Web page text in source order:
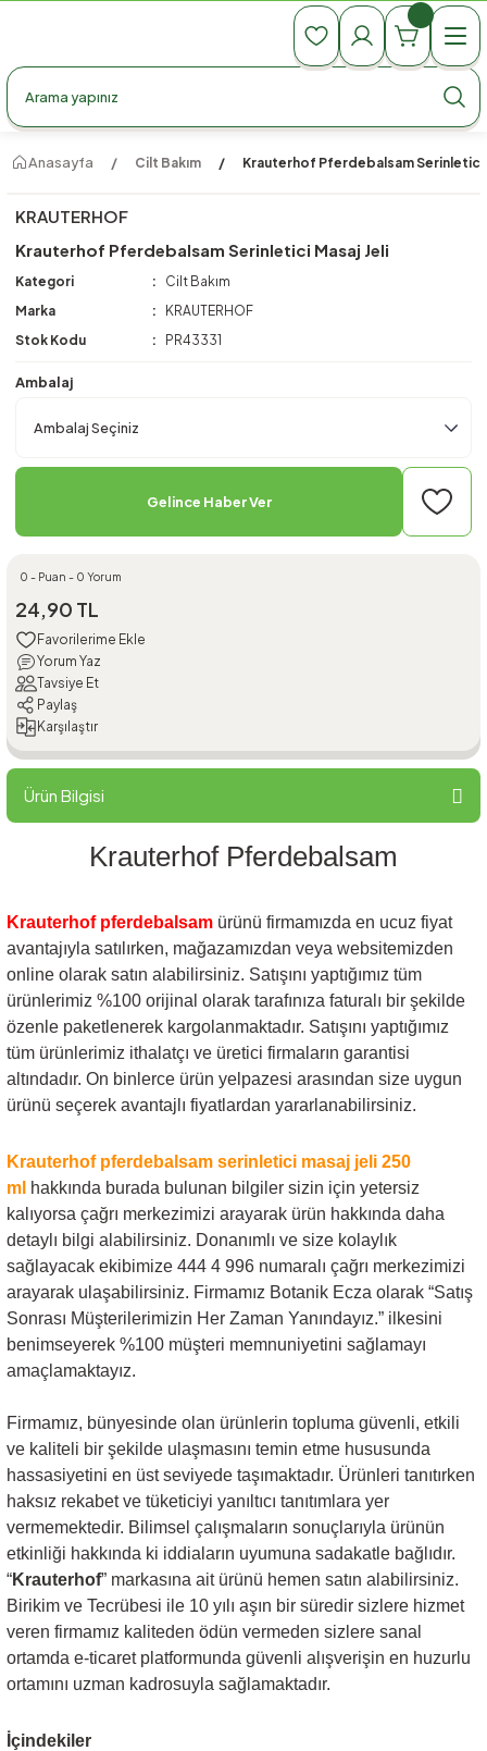
990 TL Üzeri Ücretsiz Kargo
990 TL Üzeri Ücretsiz Kargo
Anasayfa Cilt Bakım Krauterhof Pferdebalsam Serinletici
KRAUTERHOF
Krauterhof Pferdebalsam Serinletici Masaj Jeli
Kategori
Cilt Bakım
Marka
KRAUTERHOF
Stok Kodu
PR43331
Ambalaj
Gelince Haber Ver
0 - Puan - 0 Yorum
24,90 TL
Yorum Yaz
Tavsiye Et
Paylaş
Karşılaştır
Ürün Bilgisi
Krauterhof Pferdebalsam
Krauterhof pferdebalsam ürünü firmamızda en ucuz fiyat
avantajıyla satılırken, mağazamızdan veya websitemizden
online olarak satın alabilirsiniz. Satışını yaptığımız tüm
ürünlerimiz %100 orijinal olarak tarafınıza faturalı bir şekilde
özenle paketlenerek kargolanmaktadır. Satışını yaptığımız
tüm ürünlerimiz ithalatçı ve üretici firmaların garantisi
altındadır. On binlerce ürün yelpazesi arasından size uygun
ürünü seçerek avantajlı fiyatlardan yararlanabilirsiniz.
Krauterhof pferdebalsam serinletici masaj jeli 250
ml hakkında burada bulunan bilgiler sizin için yetersiz
kalıyorsa çağrı merkezimizi arayarak ürün hakkında daha
detaylı bilgi alabilirsiniz. Donanımlı ve size kolaylık
sağlayacak ekibimize 444 4 996 numaralı çağrı merkezimizi
arayarak ulaşabilirsiniz. Firmamız Botanik Ecza olarak “Satış
Sonrası Müşterilerimizin Her Zaman Yanındayız.” ilkesini
benimseyerek %100 müşteri memnuniyetini sağlamayı
amaçlamaktayız.
Firmamız, bünyesinde olan ürünlerin topluma güvenli, etkili
ve kaliteli bir şekilde ulaşmasını temin etme hususunda
hassasiyetini en üst seviyede taşımaktadır. Ürünleri tanıtırken
haksız rekabet ve tüketiciyi yanıltıcı tanıtımlara yer
vermemektedir. Bilimsel çalışmaların sonuçlarıyla ürünün
etkinliği hakkında ki iddiaların uyumuna sadakatle bağlıdır.
“Krauterhof” markasına ait ürünü hemen satın alabilirsiniz.
Birikim ve Tecrübesi ile 10 yılı aşın bir süredir sizlere hizmet
veren firmamız kaliteden ödün vermeden sizlere sanal
ortamda e-ticaret platformunda güvenli alışverişin en huzurlu
ortamını uzman kadrosuyla sağlamaktadır.
İçindekiler